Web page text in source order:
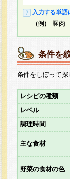
入力する単
(例) 豚肉 じ
条件を
条件をしぼって探
レシピの種類
レベル
調理時間
主な食材
野菜の食材の色